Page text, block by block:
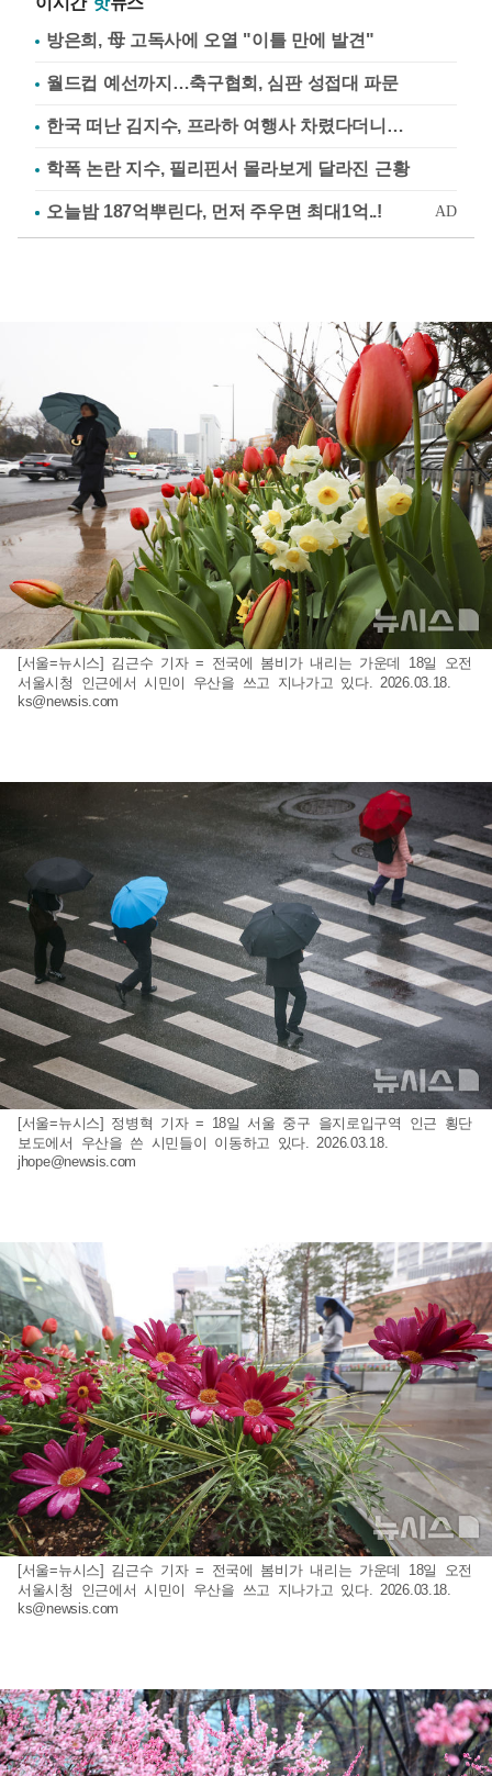
방은희, 母 고독사에 오열 "이틀 만에 발견"
월드컵 예선까지…축구협회, 심판 성접대 파문
한국 떠난 김지수, 프라하 여행사 차렸다더니…
학폭 논란 지수, 필리핀서 몰라보게 달라진 근황
[서울=뉴시스] 김근수 기자 = 전국에 봄비가 내리는 가운데 18일 오전
서울시청 인근에서 시민이 우산을 쓰고 지나가고 있다. 2026.03.18.
ks@newsis.com
[서울=뉴시스] 정병혁 기자 = 18일 서울 중구 을지로입구역 인근 횡단
보도에서 우산을 쓴 시민들이 이동하고 있다. 2026.03.18.
jhope@newsis.com
[서울=뉴시스] 김근수 기자 = 전국에 봄비가 내리는 가운데 18일 오전
서울시청 인근에서 시민이 우산을 쓰고 지나가고 있다. 2026.03.18.
ks@newsis.com